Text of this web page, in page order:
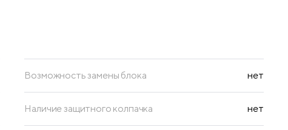
Возможность замены блока нет
Наличие защитного колпачка нет